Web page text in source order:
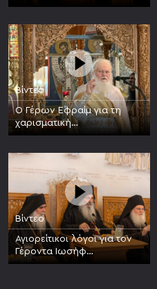
πανήγυρη της Συνάξεως
Αγίων
Βίντεο
Ο Γέρων Εφραίμ για τη
χαρισματική
προσωπικότητα του Οσίου
Βίντεο
Αγιορείτικοι λόγοι για τον
Γέροντα Ιωσήφ
Βατοπαιδινό, 17 έτη από